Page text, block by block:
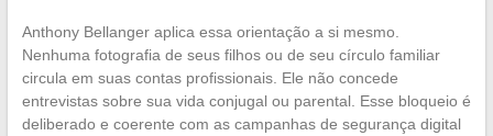
Anthony Bellanger aplica essa orientação a si mesmo.
Nenhuma fotografia de seus filhos ou de seu círculo familiar
circula em suas contas profissionais. Ele não concede
entrevistas sobre sua vida conjugal ou parental. Esse bloqueio é
deliberado e coerente com as campanhas de segurança digital